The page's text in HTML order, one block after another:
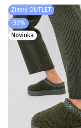
Zimný OUTLET
-30%
Novinka